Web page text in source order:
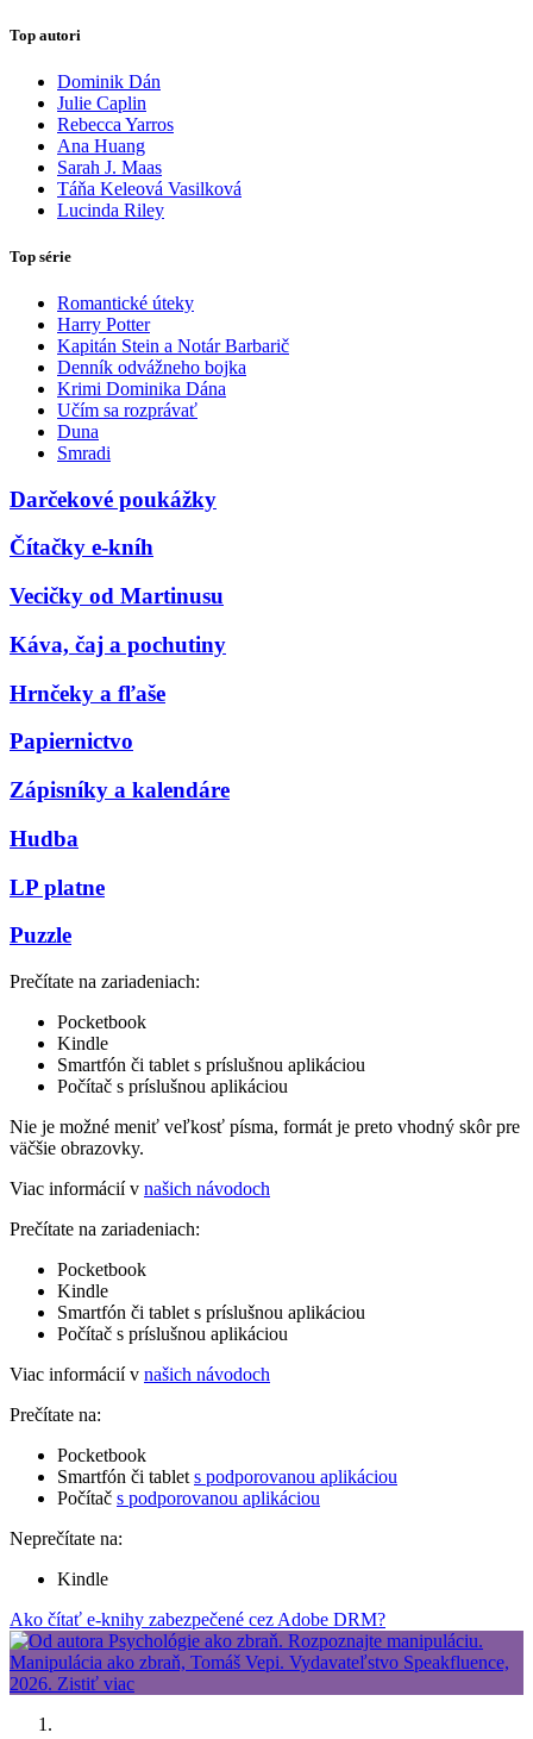
Top autori
Dominik Dán
Julie Caplin
Rebecca Yarros
Ana Huang
Sarah J. Maas
Táňa Keleová Vasilková
Lucinda Riley
Top série
Romantické úteky
Harry Potter
Kapitán Stein a Notár Barbarič
Denník odvážneho bojka
Krimi Dominika Dána
Učím sa rozprávať
Duna
Smradi
Darčekové poukážky
Čítačky e-kníh
Vecičky od Martinusu
Káva, čaj a pochutiny
Hrnčeky a fľaše
Papiernictvo
Zápisníky a kalendáre
Hudba
LP platne
Puzzle
Prečítate na zariadeniach:
Pocketbook
Kindle
Smartfón či tablet s príslušnou aplikáciou
Počítač s príslušnou aplikáciou
Nie je možné meniť veľkosť písma, formát je preto vhodný skôr pre
väčšie obrazovky.
Viac informácií v našich návodoch
Prečítate na zariadeniach:
Pocketbook
Kindle
Smartfón či tablet s príslušnou aplikáciou
Počítač s príslušnou aplikáciou
Viac informácií v našich návodoch
Prečítate na:
Pocketbook
Smartfón či tablet s podporovanou aplikáciou
Počítač s podporovanou aplikáciou
Neprečítate na:
Kindle
Ako čítať e-knihy zabezpečené cez Adobe DRM?